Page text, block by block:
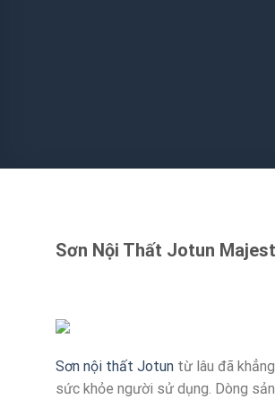
Sơn Nội Thất Jotun
Sơn nội thất Jotun từ lâu đã
sức khỏe người sử dụng. Dòng